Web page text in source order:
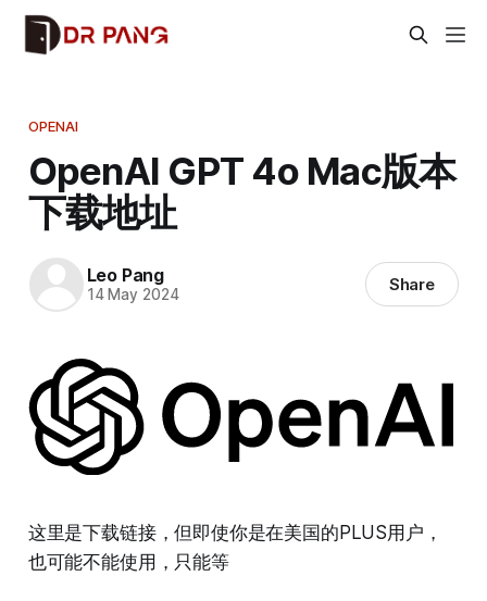
OPENAI
OpenAI GPT 4o Mac版本
下载地址
Leo Pang
14 May 2024 Share
这里是下载链接，但即使你是在美国的PLUS用户，
也可能不能使用，只能等